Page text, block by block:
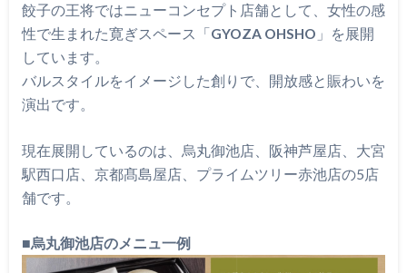
餃子の王将ではニューコンセプト店舗として、女性の感
性で生まれた寛ぎスペース「GYOZA OHSHO 」を展開
しています。
バルスタイルをイメージした創りで、開放感と賑わいを
演出です。
現在展開しているのは、烏丸御池店、阪神芦屋店、大宮
駅西口店、京都髙島屋店、プライムツリー赤池店の5店
舗です。
■烏丸御池店のメニュ一例